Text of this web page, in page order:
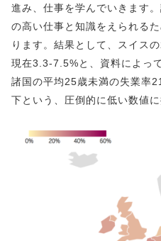
進み、仕事を学んでいきます
の高い仕事と知識をえられる
ります。結果として、スイス
現在3.3-7.5%と、資料によっ
諸国の平均25歳未満の失業率
下という、圧倒的に低い数値に